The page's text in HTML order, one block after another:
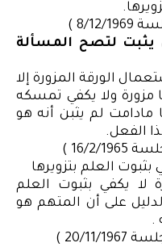
يثبت لتصح المسألة
الورقة المزورة إلا
مزورة ولا يكفي تمسكه
مادامت لم يثبن أنه هو
الفعل.
بثبوت العلم بتزويرها
لا يكفي بثبوت العلم
على أن المتهم هو
.